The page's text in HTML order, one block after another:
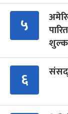
५
शुल्क
६